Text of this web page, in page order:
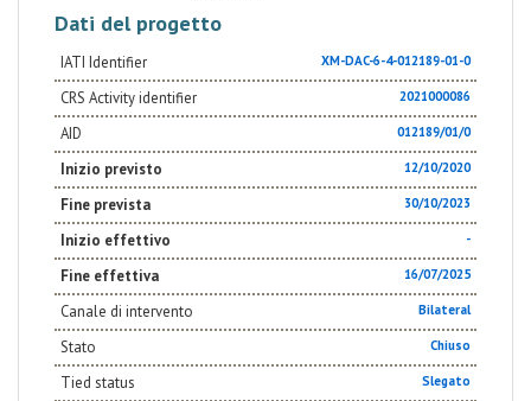
Dati del progetto
IATI Identifier XM-DAC-6-4-012189-01-0
CRS Activity identifier 2021000086
AID 012189/01/0
Inizio previsto 12/10/2020
Fine prevista 30/10/2023
Inizio effettivo -
Fine effettiva 16/07/2025
Canale di intervento Bilateral
Stato Chiuso
Tied status Slegato